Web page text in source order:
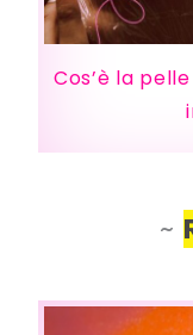
Cos’è la
~